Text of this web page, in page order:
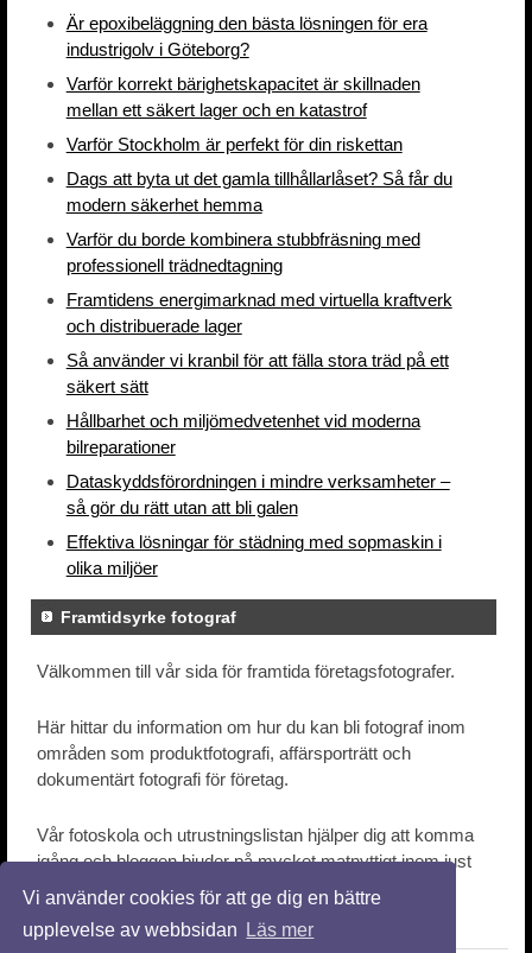
Vi använder cookies för att ge dig en bättre
upplevelse av webbsidan
Läs mer
Är epoxibeläggning den bästa lösningen för era
industrigolv i Göteborg?
Varför korrekt bärighetskapacitet är skillnaden
mellan ett säkert lager och en katastrof
Varför Stockholm är perfekt för din riskettan
Dags att byta ut det gamla tillhållarlåset? Så får du
modern säkerhet hemma
Varför du borde kombinera stubbfräsning med
professionell trädnedtagning
Framtidens energimarknad med virtuella kraftverk
och distribuerade lager
Så använder vi kranbil för att fälla stora träd på ett
säkert sätt
Hållbarhet och miljömedvetenhet vid moderna
bilreparationer
Dataskyddsförordningen i mindre verksamheter –
så gör du rätt utan att bli galen
Effektiva lösningar för städning med sopmaskin i
olika miljöer
Framtidsyrke fotograf
Välkommen till vår sida för framtida företagsfotografer.
Här hittar du information om hur du kan bli fotograf inom
områden som produktfotografi, affärsporträtt och
dokumentärt fotografi för företag.
Vår fotoskola och utrustningslistan hjälper dig att komma
igång och bloggen bjuder på mycket matnyttigt inom just
företagsfotografi.